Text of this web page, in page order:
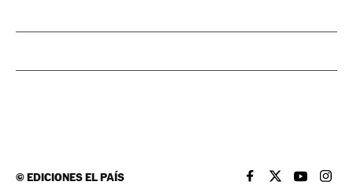
©EDICIONES EL PAÍS EL PAÍS BRASIL EN
EL PAÍSEL PAÍS
EL